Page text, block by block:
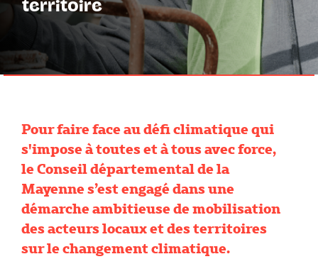
territoire
Pour faire face au défi climatique qui
s'impose à toutes et à tous avec force,
le Conseil départemental de la
Mayenne s’est engagé dans une
démarche ambitieuse de mobilisation
des acteurs locaux et des territoires
sur le changement climatique.